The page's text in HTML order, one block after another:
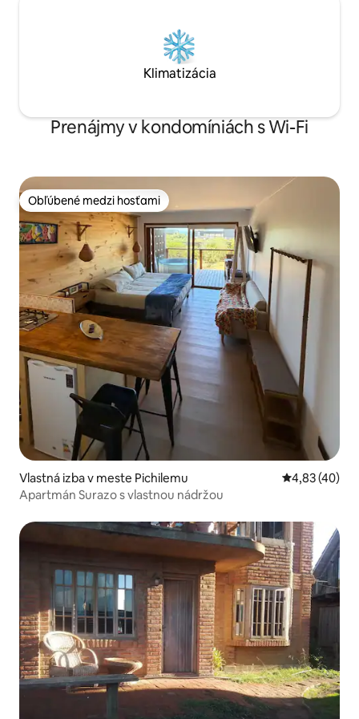
Klimatizácia
Prenájmy v kondomíniách s Wi-Fi
Obľúbené medzi hosťami
Obľúbené medzi hosťami
Vlastná izba v meste Pichilemu Priemerné
4,83 (40)
Apartmán Surazo s vlastnou nádržou